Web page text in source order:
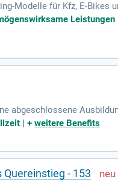
Modelle für Kfz, E-Bikes
und subventionierte
Leistungen
abgeschlossene
in der Arbeit mit
|+weitere Benefits
- 153